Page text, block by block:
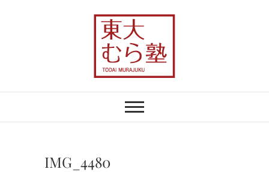
東大むら塾
IMG_4480